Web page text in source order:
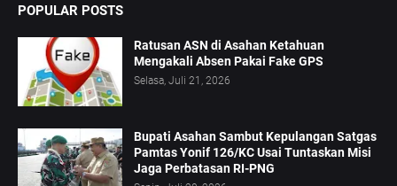
POPULAR POSTS
Ratusan ASN di Asahan Ketahuan
Mengakali Absen Pakai Fake GPS
Selasa, Juli 21, 2026
Bupati Asahan Sambut Kepulangan Satgas
Pamtas Yonif 126/KC Usai Tuntaskan Misi
Jaga Perbatasan RI-PNG